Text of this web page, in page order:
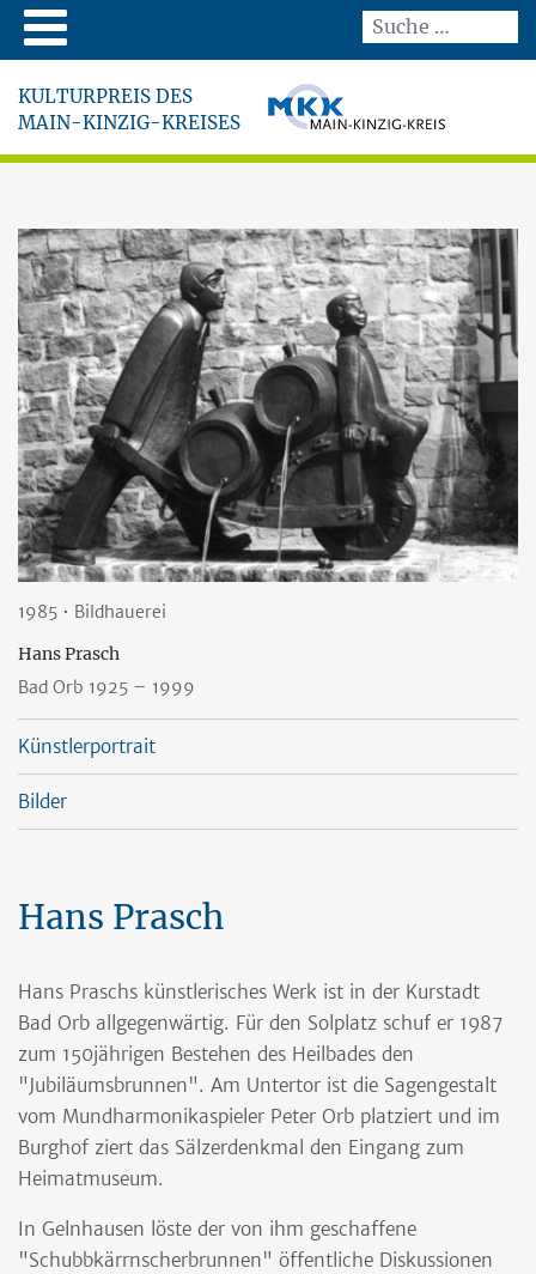
KULTURPREIS DES
MAIN-KINZIG-KREISES
1985 • Bildhauerei
Hans Prasch
Bad Orb 1925 – 1999
Künstlerportrait
Bilder
Hans Prasch
Hans Praschs künstlerisches Werk ist in der Kurstadt
Bad Orb allgegenwärtig. Für den Solplatz schuf er 1987
zum 150jährigen Bestehen des Heilbades den
"Jubiläumsbrunnen". Am Untertor ist die Sagengestalt
vom Mundharmonikaspieler Peter Orb platziert und im
Burghof ziert das Sälzerdenkmal den Eingang zum
Heimatmuseum.
In Gelnhausen löste der von ihm geschaffene
"Schubbkärrnscherbrunnen" öffentliche Diskussionen